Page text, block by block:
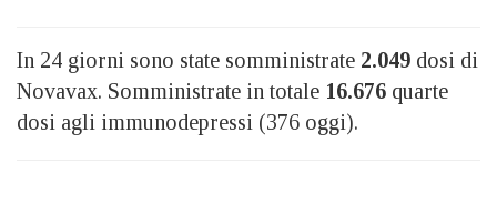
In 24 giorni sono state somministrate 2.049 dosi di
Novavax. Somministrate in totale 16.676 quarte
dosi agli immunodepressi (376 oggi).